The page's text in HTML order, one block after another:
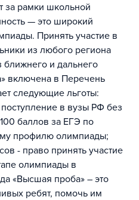
за рамки школьной
— это широкий
Принять участие в
из любого региона
ближнего и дальнего
включена в Перечень
следующие льготы:
в вузы РФ без
баллов за ЕГЭ по
профилю олимпиады;
- право принять участие
олимпиады в
«Высшая проба» – это
ребят, помочь им